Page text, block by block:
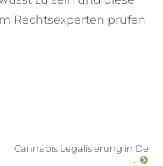
Rechtsexperten prüfen
Cannabis Legalisierung in De